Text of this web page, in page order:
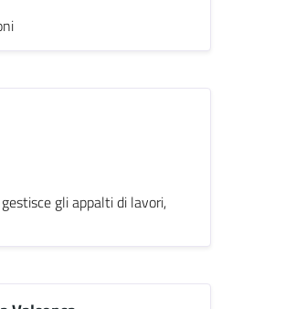
gli appalti di lavori,